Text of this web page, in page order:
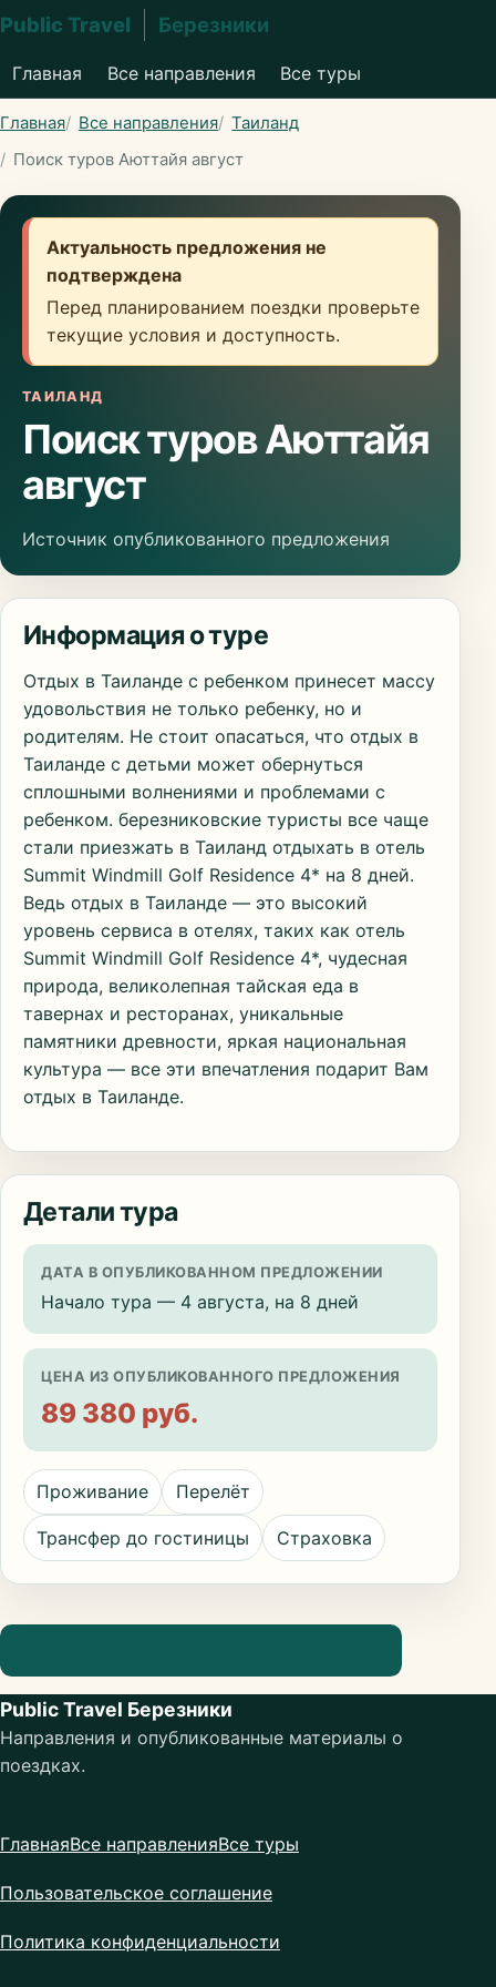
Public Travel Березники
Главная Все направления Все туры
Главная Все направления
Таиланд
Поиск туров Аюттайя август
Актуальность предложения не
подтверждена
Перед планированием поездки проверьте
текущие условия и доступность.
ТАИЛАНД
Поиск туров Аюттайя
август
Источник опубликованного предложения
Информация о туре
Отдых в Таиланде с ребенком принесет массу
удовольствия не только ребенку, но и
родителям. Не стоит опасаться, что отдых в
Таиланде с детьми может обернуться
сплошными волнениями и проблемами с
ребенком. березниковские туристы все чаще
стали приезжать в Таиланд отдыхать в отель
Summit Windmill Golf Residence 4* на 8 дней.
Ведь отдых в Таиланде — это высокий
уровень сервиса в отелях, таких как отель
Summit Windmill Golf Residence 4*, чудесная
природа, великолепная тайская еда в
тавернах и ресторанах, уникальные
памятники древности, яркая национальная
культура — все эти впечатления подарит Вам
отдых в Таиланде.
Детали тура
ДАТА В ОПУБЛИКОВАННОМ ПРЕДЛОЖЕНИИ
Начало тура — 4 августа, на 8 дней
ЦЕНА ИЗ ОПУБЛИКОВАННОГО ПРЕДЛОЖЕНИЯ
89 380 руб.
Проживание Перелёт
Трансфер до гостиницы Страховка
Public Travel Березники
Направления и опубликованные материалы о
поездках.
ГлавнаяВсе направленияВсе туры
Пользовательское соглашение
Политика конфиденциальности